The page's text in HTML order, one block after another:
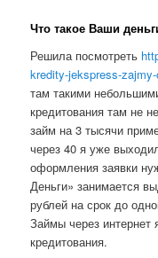
Что такое Ваши
Решила посмотреть
kredity-jekspress-
там такими
кредитования там не
займ на 3 тысячи
через 40 я уже
оформления заявки
Деньги» занимается
рублей на срок до
Займы через интернет
кредитования.